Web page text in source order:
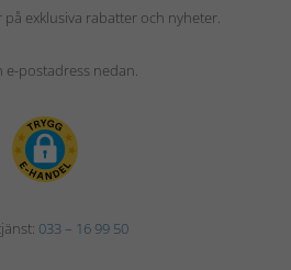
exklusiva rabatter och nyheter.
e-postadress nedan.
033 – 16 99 50